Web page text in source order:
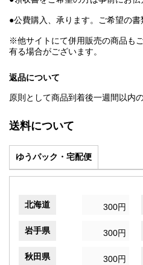
●公費購入、承ります。ご希望の書
※他サイトにて併用販売の商品も
有る場合がございます。
返品について
原則として商品到着後一週間以内
送料について
ゆうパック・宅配便
北海道 300円
岩手県 300円
秋田県 300円